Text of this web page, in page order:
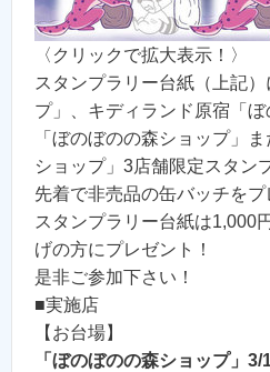
〈クリックで拡大表示！〉
スタンプラリー台紙（上記
プ」、キディランド原宿「
「ぼのぼのの森ショップ」
ショップ」3店舗限定スタン
先着で非売品の缶バッチをプ
スタンプラリー台紙は1,000
げの方にプレゼント！
是非ご参加下さい！
■実施店
【お台場】
「ぼのぼのの森ショップ」